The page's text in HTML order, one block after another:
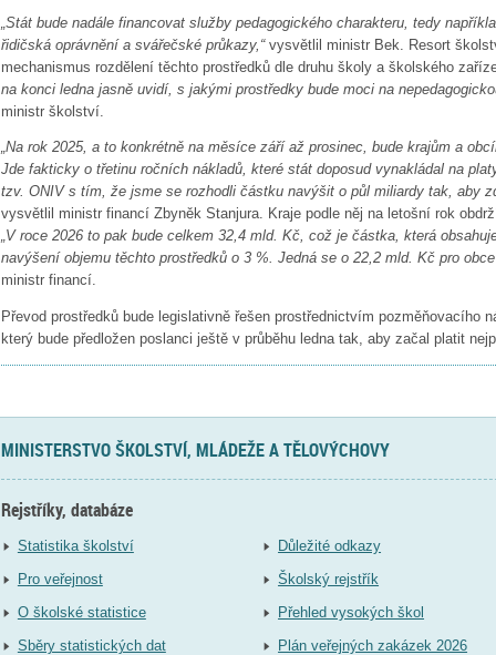
„Stát bude nadále financovat služby pedagogického charakteru, tedy
řidičská oprávnění a svářečské průkazy,“vysvětlil ministr Bek. Resort
mechanismus rozdělení těchto prostředků dle druhu školy a školského
na konci ledna jasně uvidí, s jakými prostředky bude moci na
ministr školství.
„Na rok 2025, a to konkrétně na měsíce září až prosinec, bude krajům a
Jde fakticky o třetinu ročních nákladů, které stát doposud vynakládal na
tzv. ONIV s tím, že jsme se rozhodli částku navýšit o půl miliardy tak, aby
vysvětlil ministr financí Zbyněk Stanjura. Kraje podle něj na letošní rok
„V roce 2026 to pak bude celkem 32,4 mld. Kč, což je částka, která
navýšení objemu těchto prostředků o 3 %. Jedná se o 22,2 mld. Kč pro
ministr financí.
Převod prostředků bude legislativně řešen prostřednictvím pozměňovacího
který bude předložen poslanci ještě v průběhu ledna tak, aby začal platit
MINISTERSTVO ŠKOLSTVÍ, MLÁDEŽE A TĚLOVÝCHOVY
Rejstříky, databáze
Statistika školství
Pro veřejnost
O školské statistice
Sběry statistických dat
Důležité odkazy
Školský rejstřík
Přehled vysokých škol
Plán veřejných zakázek 2026